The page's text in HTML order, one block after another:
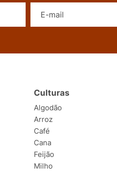
Culturas
Algodão
Arroz
Café
Cana
Feijão
Milho